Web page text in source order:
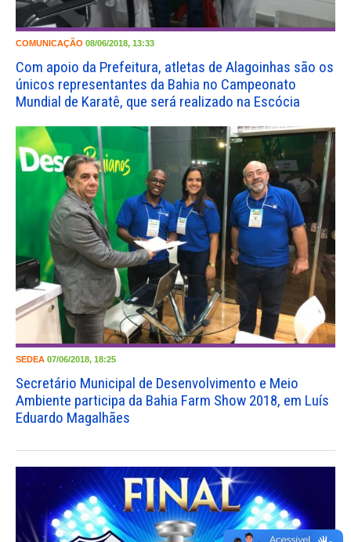
COMUNICAÇÃO 08/06/2018, 13:33
Com apoio da Prefeitura, atletas de Alagoinhas são os
únicos representantes da Bahia no Campeonato
Mundial de Karatê, que será realizado na Escócia
SEDEA 07/06/2018, 18:25
Secretário Municipal de Desenvolvimento e Meio
Ambiente participa da Bahia Farm Show 2018, em Luís
Eduardo Magalhães